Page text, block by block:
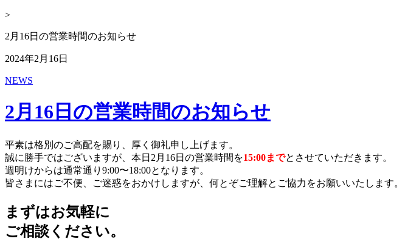
>
2月16日の営業時間のお知らせ
2024年2月16日
NEWS
2月16日の営業時間のお知らせ
平素は格別のご高配を賜り、厚く御礼申し上げます。
誠に勝手ではございますが、本日2月16日の営業時間を15:00までとさせていただきます。
週明けからは通常通り9:00〜18:00となります。
皆さまにはご不便、ご迷惑をおかけしますが、何とぞご理解とご協力をお願いいたします。
まずはお気軽に
ご相談ください。